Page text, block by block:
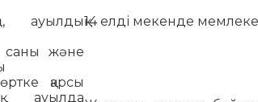
ауылдық
саны және
14 елді мекенде
қарсы
ауылда